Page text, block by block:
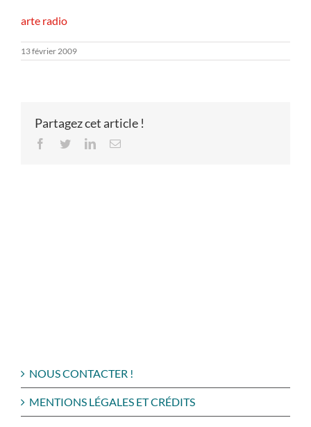
arte radio
13 février 2009
Partagez cet article !
Facebook
TwitterLinkedInEmail
NOUS CONTACTER !
MENTIONS LÉGALES ET CRÉDITS